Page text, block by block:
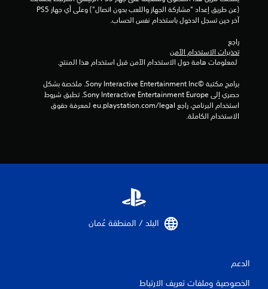
م
آخر حين تسجل الدخول باستخدام نفس الحساب.
راجع
تحذيرات الاستخدام الآمن
الاستخدام الكاملة.
البلد / المنطقة عُمان‏
الدعم
الخصوصية وملفات تعريف الارتباط